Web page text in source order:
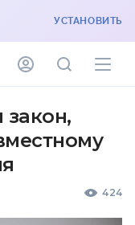
УСТАНОВИТЬ
424